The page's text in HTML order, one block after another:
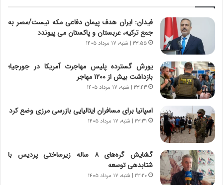
ز
س
ت
م
ا
ن‌
ه
ی
ا
ت
ق
ا
ی
فیدان: ایران هدف پیمان دفاعی مکه نیست/مصر به
جمع ترکیه، عربستان و پاکستان می پیوندد
۲۳:۵۵ | شنبه، ۱۷ مرداد ۱۴۰۵
یورش گسترده پلیس مهاجرت آمریکا در جورجیا؛
بازداشت بیش از ۱۲۰۰ مهاجر
۲۳:۴۳ | شنبه، ۱۷ مرداد ۱۴۰۵
اسپانیا برای مسافران ایتالیایی بازرسی مرزی وضع کرد
۲۳:۳۱ | شنبه، ۱۷ مرداد ۱۴۰۵
گشایش گره‌های ۸ ساله زیرساختی پردیس با
شتابدهی توسعه
۲۳:۲۰ | شنبه، ۱۷ مرداد ۱۴۰۵